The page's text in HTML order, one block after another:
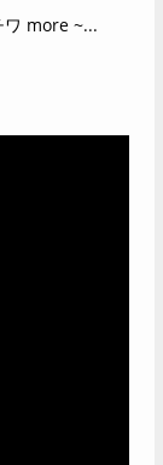
ワ more ~...